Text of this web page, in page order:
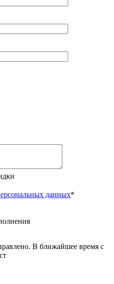
данных*
В ближайшее время с